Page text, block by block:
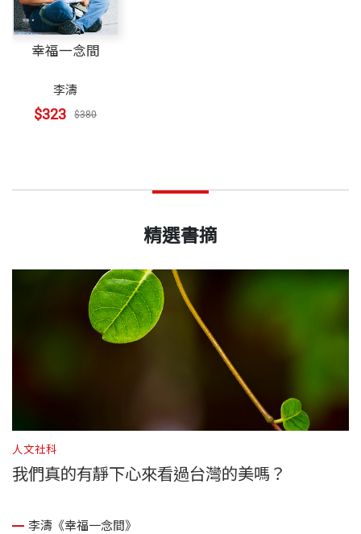
幸福一念間
李濤
$323 $380
精選書摘
人文社科
我們真的有靜下心來看過台灣的美嗎？
李濤《幸福一念間》